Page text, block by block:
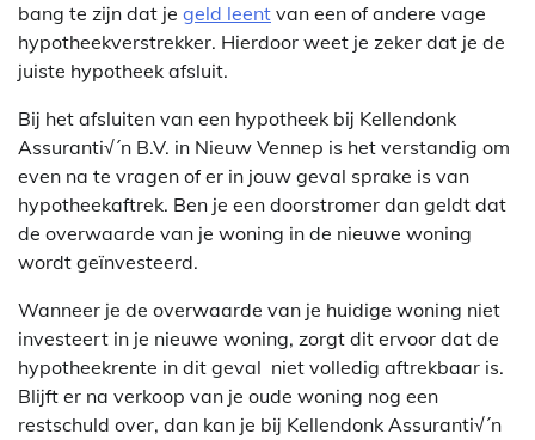
bang te zijn dat je geld leent van een of andere vage
hypotheekverstrekker. Hierdoor weet je zeker dat je de
juiste hypotheek afsluit.
Bij het afsluiten van een hypotheek bij Kellendonk
Assuranti√´n B.V. in Nieuw Vennep is het verstandig om
even na te vragen of er in jouw geval sprake is van
hypotheekaftrek. Ben je een doorstromer dan geldt dat
de overwaarde van je woning in de nieuwe woning
wordt geïnvesteerd.
Wanneer je de overwaarde van je huidige woning niet
investeert in je nieuwe woning, zorgt dit ervoor dat de
hypotheekrente in dit geval niet volledig aftrekbaar is.
Blijft er na verkoop van je oude woning nog een
restschuld over, dan kan je bij Kellendonk Assuranti√´n